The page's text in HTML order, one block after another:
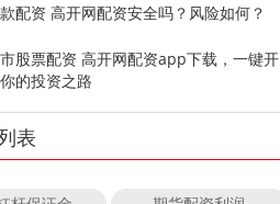
配资 高开网配资安全吗？风险如何？
股票配资 高开网配资app下载，一键开
的投资之路
表